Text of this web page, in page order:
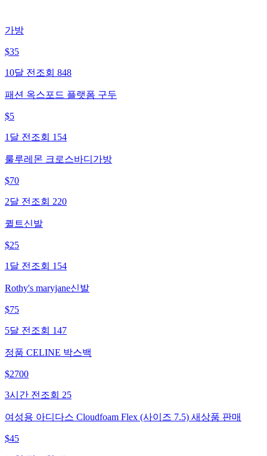
가방
$35
10달 전 조회 848
패션 옥스포드 플랫폼 구두
$5
1달 전 조회 154
룰루레몬 크로스바디가방
$70
2달 전 조회 220
퀼트신발
$25
1달 전 조회 154
Rothy's maryjane신발
$75
5달 전 조회 147
정품 CELINE 박스백
$2700
3시간 전 조회 25
여성용 아디다스 Cloudfoam Flex (사이즈 7.5) 새상품 판매
$45